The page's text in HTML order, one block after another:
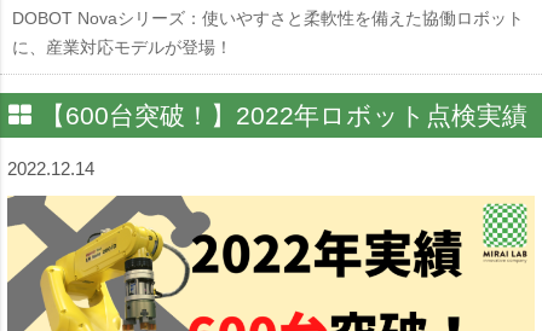
DOBOT Novaシリーズ：使いやすさと柔軟性を備えた協働ロボット
に、産業対応モデルが登場！
【600台突破！】2022年ロボット点検実績
2022.12.14